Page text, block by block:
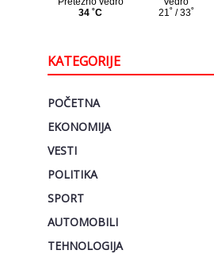
KATEGORIJE
POČETNA
EKONOMIJA
VESTI
POLITIKA
SPORT
AUTOMOBILI
TEHNOLOGIJA